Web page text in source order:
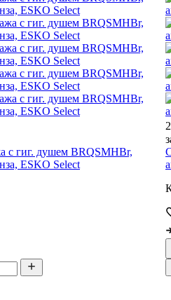
с гиг. душем BRQSMHBr,
ESKO Select